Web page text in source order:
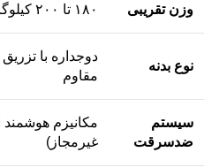
وزن تقریبی ۱۸۰ تا ۲۰۰ کیلوگرم (ثبات عالی روی زمین)
نوع بدنه
دوجداره با
مقاوم
سیستم
ضدسرقت
غیرمجاز)